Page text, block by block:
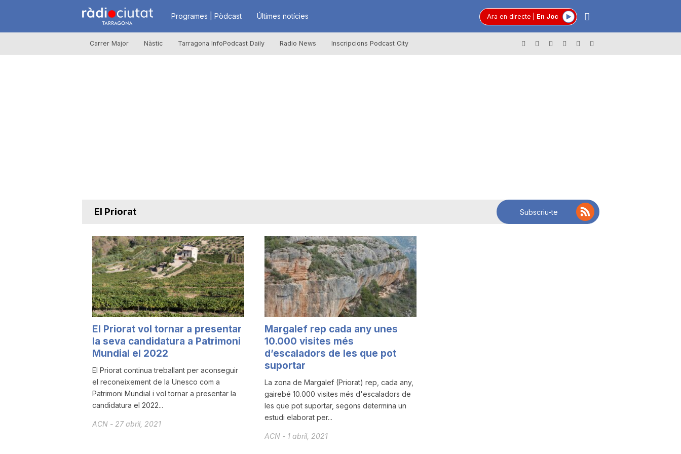
R
à
u
t
a
t
d
e
Programes | Pòdcast Últimes notícies Ara en directe En Joc
Carrer Major Nàstic Tarragona InfoPodcast Daily Radio News Inscripcions Podcast City
El Priorat Subscriu-te
El Priorat vol tornar a presentar
la seva candidatura a Patrimoni
Mundial el 2022
El Priorat continua treballant per aconseguir
el reconeixement de la Unesco com a
Patrimoni Mundial i vol tornar a presentar la
candidatura el 2022...
ACN - 27 abril, 2021
Margalef rep cada any unes
10.000 visites més
d’escaladors de les que pot
suportar
La zona de Margalef (Priorat) rep, cada any,
gairebé 10.000 visites més d'escaladors de
les que pot suportar, segons determina un
estudi elaborat per...
ACN - 1 abril, 2021